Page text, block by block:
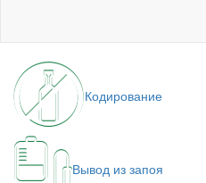
Кодирование
Вывод из запоя